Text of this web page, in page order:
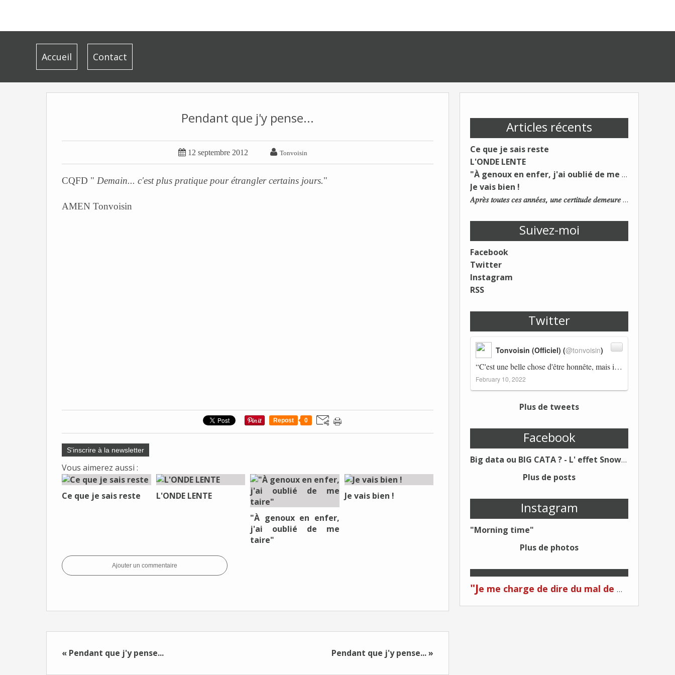
Accueil Contact
Articles récents
Ce que je sais reste
L'ONDE LENTE
"À genoux en enfer, j'ai oublié de me taire"
Je vais bien !
𝐴𝑝𝑟𝑒̀𝑠 𝑡𝑜𝑢𝑡𝑒𝑠 𝑐𝑒𝑠 𝑎𝑛𝑛𝑒́𝑒𝑠, 𝑢𝑛𝑒 𝑐𝑒𝑟𝑡𝑖𝑡𝑢𝑑𝑒 𝑑𝑒𝑚𝑒𝑢𝑟𝑒 : 𝐿𝑒 𝑚𝑜𝑛𝑑𝑒 𝑑𝑢 𝑡𝑟𝑎𝑣𝑎𝑖𝑙 𝑐ℎ𝑎𝑛𝑔𝑒. 𝐿𝑒𝑠 𝑐𝑜𝑛𝑠 𝑠'𝑎𝑑𝑎𝑝𝑡𝑒𝑛𝑡 :)
Suivez-moi
Facebook
Twitter
Instagram
RSS
Twitter
“C'est une belle chose d'être honnête, mais il est également important d'avoir raison.” Winston Churchill Réplico…
Tonvoisin (Officiel) (@tonvoisin)
February 10, 2022
Plus de tweets
Facebook
Big data ou BIG CATA ? - L' effet Snowden - Editions Kawa - Un Éditeur différent !
Plus de posts
Instagram
"Morning time"
Plus de photos
"Je me charge de dire du mal de moi... Quand on me critique... C'est du plagiat ! "
Pendant que j'y pense...
 12 septembre 2012  Tonvoisin
CQFD " Demain... c'est plus pratique pour étrangler certains jours."
AMEN Tonvoisin
Repost 0
S'inscrire à la newsletter
Vous aimerez aussi :
Ce que je sais reste
L'ONDE LENTE
"À genoux en enfer,
j'ai oublié de me
taire"
Je vais bien !
Ajouter un commentaire
« Pendant que j'y pense... Pendant que j'y pense... »